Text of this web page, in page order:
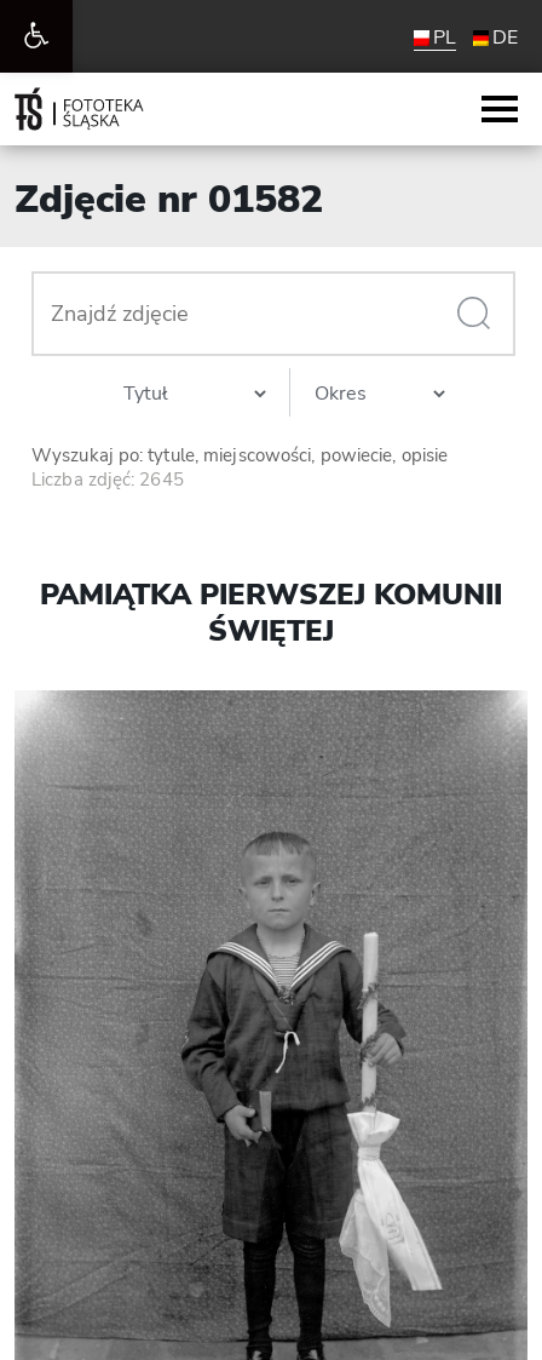
Otwórz
pasek
narzędzi
PL DE
Zdjęcie nr 01582
Wyszukaj po: tytule, miejscowości, powiecie, opisie
Liczba zdjęć: 2645
PAMIĄTKA PIERWSZEJ KOMUNII
ŚWIĘTEJ